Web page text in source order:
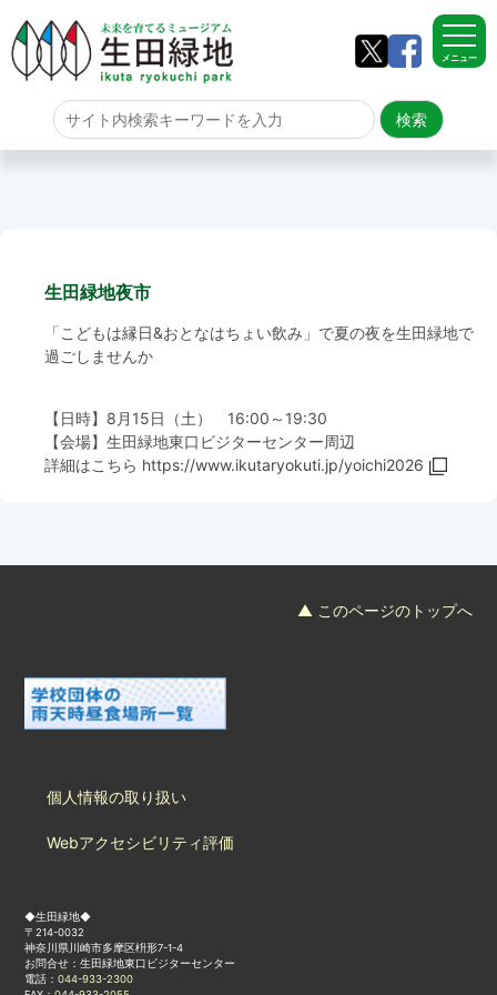
メニュー
ホーム
生田緑地について
アクセス
園内のご案内
園内のご案内
生田緑地の樹木ごよみ
学校団体の雨天時の昼食場所
イベント情報
自然環境保全管理会議
生田緑地夜市
「こどもは縁日&おとなはちょい飲み」で夏の夜を生田緑地で
過ごしませんか
【日時】8月15日（土） 16:00～19:30
【会場】生田緑地東口ビジターセンター周辺
詳細はこちら https://www.ikutaryokuti.jp/yoichi2026
▲ このページのトップへ
個人情報の取り扱い
Webアクセシビリティ評価
◆生田緑地◆
〒214-0032
神奈川県川崎市多摩区枡形7-1-4
お問合せ：生田緑地東口ビジターセンター
電話：044-933-2300